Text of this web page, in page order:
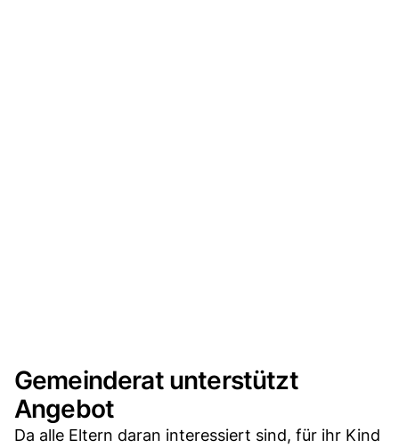
Gemeinderat unterstützt
Angebot
Da alle Eltern daran interessiert sind, für ihr Kind